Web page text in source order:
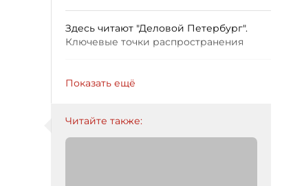
Здесь читают "Деловой Петербург".
Ключевые точки распространения
Показать ещё
Читайте также: